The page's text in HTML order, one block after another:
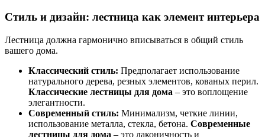
Стиль и дизайн: лестница как элемент интерьера
Лестница должна гармонично вписываться в общий стиль
вашего дома.
Классический стиль: Предполагает использование
натурального дерева, резных элементов, кованых перил.
Классические лестницы для дома – это воплощение
элегантности.
Современный стиль: Минимализм, четкие линии,
использование металла, стекла, бетона. Современные
лестницы для дома – это лаконичность и